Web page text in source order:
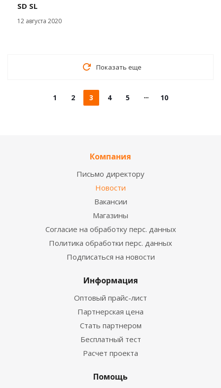
SD SL
12 августа 2020
Показать еще
1 2 3 4 5 10
Компания
Письмо директору
Новости
Вакансии
Магазины
Согласие на обработку перс. данных
Политика обработки перс. данных
Подписаться на новости
Информация
Оптовый прайс-лист
Партнерская цена
Стать партнером
Бесплатный тест
Расчет проекта
Помощь